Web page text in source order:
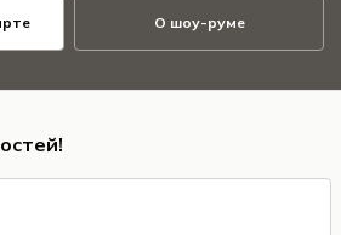
О шоу-руме